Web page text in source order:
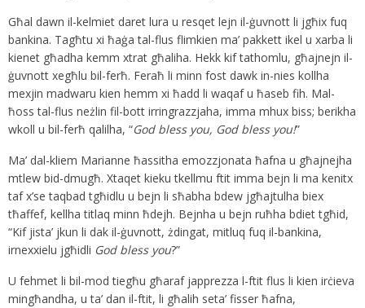
Għal dawn il-kelmiet daret lura u resqet lejn il-ġuvnott li jgħix fuq
bankina. Tagħtu xi ħaġa tal-flus flimkien ma’ pakkett ikel u xarba li
kienet għadha kemm xtrat għaliha. Hekk kif tathomlu, għajnejn il-
ġuvnott xegħlu bil-ferħ. Feraħ li minn fost dawk in-nies kollha
mexjin madwaru kien hemm xi ħadd li waqaf u ħaseb fih. Mal-
ħoss tal-flus neżlin fil-bott irringrazzjaha, imma mhux biss; berikha
wkoll u bil-ferħ qalilha, “God bless you, God bless you!”
Ma’ dal-kliem Marianne ħassitha emozzjonata ħafna u għajnejha
mtlew bid-dmugħ. Xtaqet kieku tkellmu ftit imma bejn li ma kenitx
taf x’se taqbad tgħidlu u bejn li sħabha bdew jgħajtulha biex
tħaffef, kellha titlaq minn ħdejh. Bejnha u bejn ruħha bdiet tgħid,
“Kif jista’ jkun li dak il-ġuvnott, żdingat, mitluq fuq il-bankina,
irnexxielu jgħidli God bless you?”
U fehmet li bil-mod tiegħu għaraf japprezza l-ftit flus li kien irċieva
mingħandha, u ta’ dan il-ftit, li għalih seta’ fisser ħafna,